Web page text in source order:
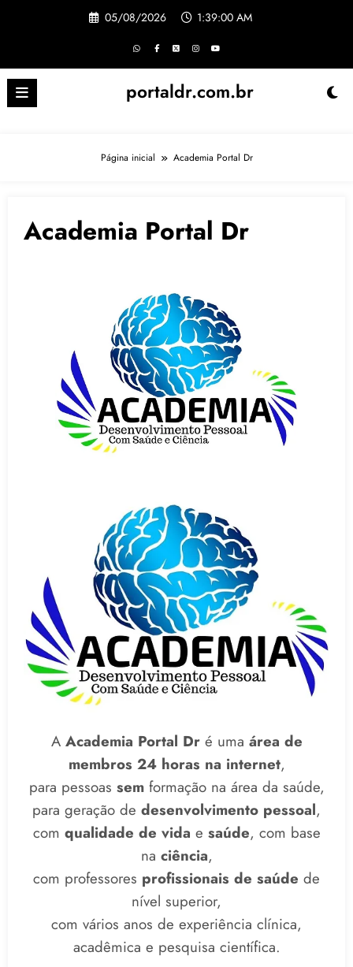
05/08/2026 1:39:01 AM
portaldr.com.br
Página inicial Academia Portal Dr
Academia Portal Dr
A Academia Portal Dré uma área de
membros 24 horas na internet,
para pessoas semformação na área da saúde,
para geração de desenvolvimento pessoal,
com qualidade de vida e saúde, com base
na ciência,
com professores profissionais de saúde de
nível superior,
com vários anos de experiência clínica,
acadêmica e pesquisa científica.